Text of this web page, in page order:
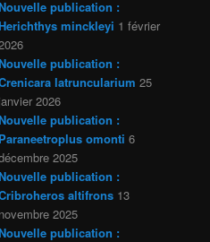
publication :
minckleyi 1 février
publication :
latruncularium 25
2026
publication :
Paraneetroplus omonti 6
2025
publication :
altifrons 13
novembre 2025
publication :